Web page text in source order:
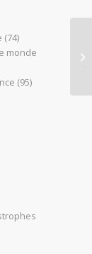
(74)
monde
(95)